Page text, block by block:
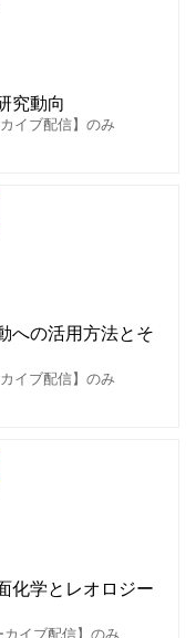
究動向
イブ配信】のみ
への活用方法とそ
イブ配信】のみ
化学とレオロジー
イブ配信】のみ